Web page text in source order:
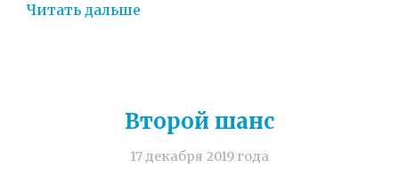
Читать дальше
Второй шанс
17 декабря 2019 года